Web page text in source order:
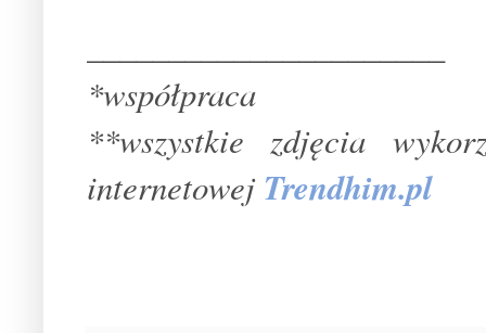
*współpraca
**wszystkie zdjęcia
internetowejTrendhim.pl